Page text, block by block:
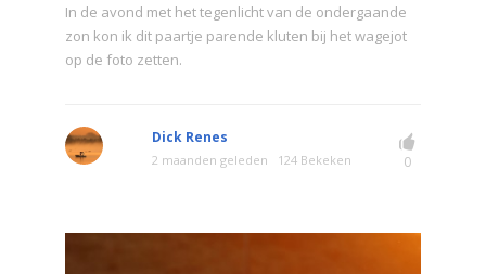
In de avond met het tegenlicht van de ondergaande
zon kon ik dit paartje parende kluten bij het wagejot
op de foto zetten.
Dick Renes
2 maanden geleden 124 Bekeken 0